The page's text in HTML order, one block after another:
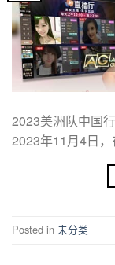
2023美洲队中国
2023年11月4日
Posted in 未分类